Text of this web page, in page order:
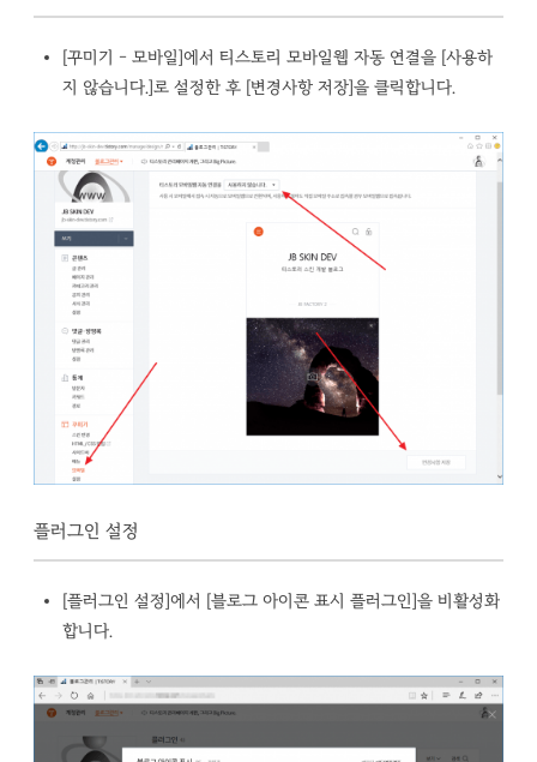
[꾸미기 – 모바일]에서 티스토리 모바일웹 자동 연결을 [사용하
지 않습니다.]로 설정한 후 [변경사항 저장]을 클릭합니다.
플러그인 설정
[플러그인 설정]에서 [블로그 아이콘 표시 플러그인]을 비활성화
합니다.